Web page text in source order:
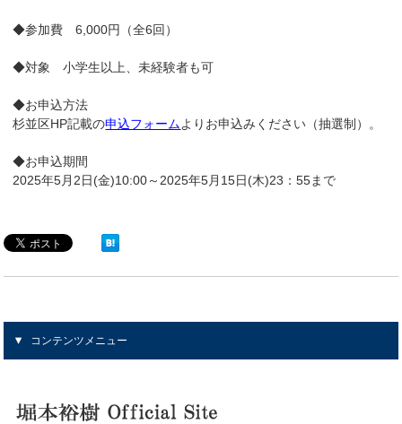
◆参加費 6,000円（全6回）
◆対象 小学生以上、未経験者も可
◆お申込方法
杉並区HP記載の申込フォームよりお申込みください（抽選制）。
◆お申込期間
2025年5月2日(金)10:00～2025年5月15日(木)23：55まで
コンテンツメニュー